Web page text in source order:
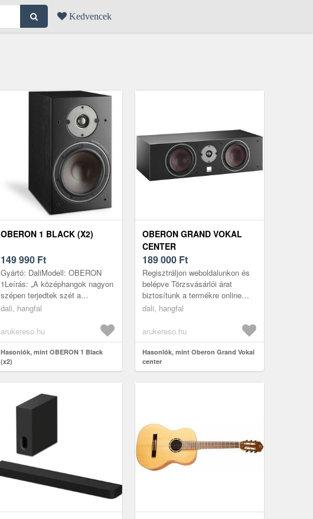
Kedvencek
OBERON 1 BLACK (X2)
149 990 Ft
Gyártó: DaliModell: OBERON
1Leírás: „A középhangok nagyon
szépen terjedtek szét a
levegőben az énekhanggal
cintányér...
dali, hangfal
arukereso.hu
Hasonlók, mint OBERON 1 Black
(x2)
OBERON GRAND VOKAL
CENTER
189 000 Ft
Regisztráljon weboldalunkon és
belépve Törzsvásárlói árat
biztosítunk a termékre online
vásárlás megrendelés esetén! Az
telj...
dali, hangfal
arukereso.hu
Hasonlók, mint Oberon Grand Vokal
center